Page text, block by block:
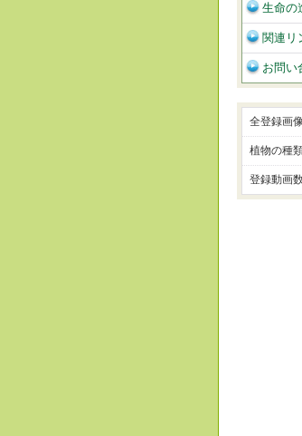
生命の
関連リ
お問い
全登録画
植物の種
登録動画